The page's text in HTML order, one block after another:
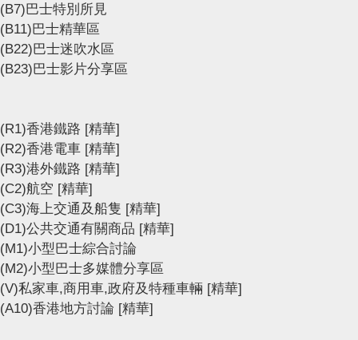
(B7)巴士特別所見
(B11)巴士精華區
(B22)巴士迷吹水區
(B23)巴士影片分享區
(R1)香港鐵路 [精華]
(R2)香港電車 [精華]
(R3)港外鐵路 [精華]
(C2)航空 [精華]
(C3)海上交通及船隻 [精華]
(D1)公共交通有關商品 [精華]
(M1)小型巴士綜合討論
(M2)小型巴士多媒體分享區
(V)私家車,商用車,政府及特種車輛 [精華]
(A10)香港地方討論 [精華]